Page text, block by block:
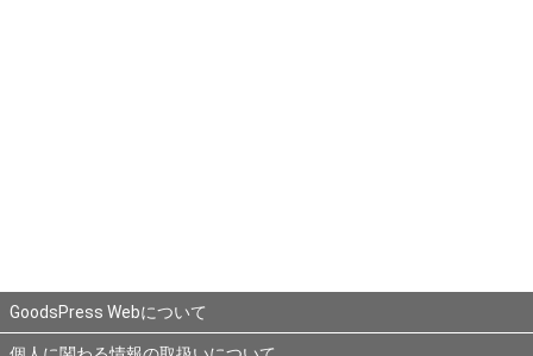
GoodsPress Webについて